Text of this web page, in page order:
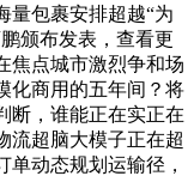
量包裹安排超越“为
颁布发表，查看更
焦点城市激烈争和场
化商用的五年间？将
断，谁能正在实正在
流超脑大模子正在超
单动态规划运输径，